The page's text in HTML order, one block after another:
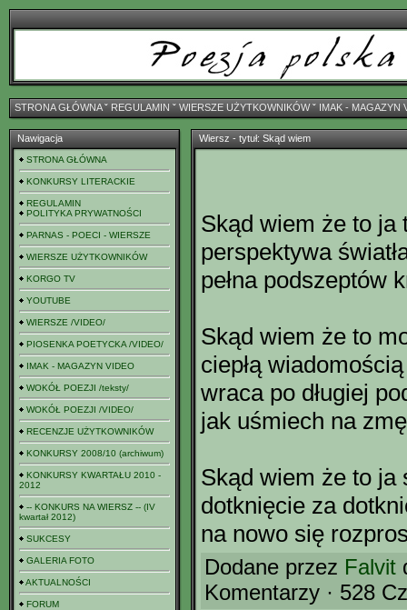
STRONA GŁÓWNAˇ REGULAMIN ˇ WIERSZE UŻYTKOWNIKÓWˇ IMAK - MAGAZYN
Nawigacja
STRONA GŁÓWNA
KONKURSY LITERACKIE
REGULAMIN
POLITYKA PRYWATNOŚCI
PARNAS - POECI - WIERSZE
WIERSZE UŻYTKOWNIKÓW
KORGO TV
YOUTUBE
WIERSZE /VIDEO/
PIOSENKA POETYCKA /VIDEO/
IMAK - MAGAZYN VIDEO
WOKÓŁ POEZJI /teksty/
WOKÓŁ POEZJI /VIDEO/
RECENZJE UŻYTKOWNIKÓW
KONKURSY 2008/10 (archiwum)
KONKURSY KWARTAŁU 2010 -
2012
-- KONKURS NA WIERSZ -- (IV
kwartał 2012)
SUKCESY
GALERIA FOTO
AKTUALNOŚCI
FORUM
Wiersz - tytuł: Skąd wiem
Skąd wiem że to ja
perspektywa
pełna podszeptów
Skąd wiem że to
ciepłą wiadomością
wraca po długiej
jak uśmiech na
Skąd wiem że to ja
dotknięcie za
na nowo się
Dodane przez Falvit
Komentarzy · 528